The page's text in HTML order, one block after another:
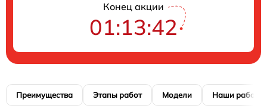
Конец акции
01:13:41
Преимущества Этапы работ Модели Наши работы